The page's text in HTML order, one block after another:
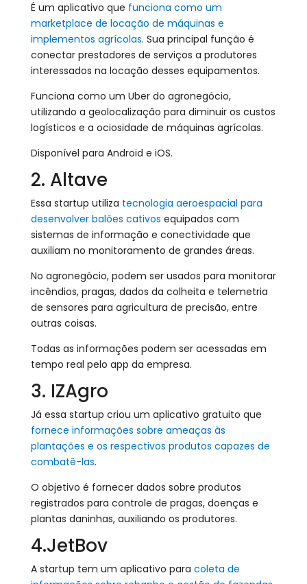
É um aplicativo que funciona como um
marketplace de locação de máquinas e
implementos agrícolas. Sua principal função é
conectar prestadores de serviços a produtores
interessados na locação desses equipamentos.
Funciona como um Uber do agronegócio,
utilizando a geolocalização para diminuir os custos
logísticos e a ociosidade de máquinas agrícolas.
Disponível para Android e iOS.
2. Altave
Essa startup utiliza tecnologia aeroespacial para
desenvolver balões cativos equipados com
sistemas de informação e conectividade que
auxiliam no monitoramento de grandes áreas.
No agronegócio, podem ser usados para monitorar
incêndios, pragas, dados da colheita e telemetria
de sensores para agricultura de precisão, entre
outras coisas.
Todas as informações podem ser acessadas em
tempo real pelo app da empresa.
3. IZAgro
Já essa startup criou um aplicativo gratuito que
fornece informações sobre ameaças às
plantações e os respectivos produtos capazes de
combatê-las.
O objetivo é fornecer dados sobre produtos
registrados para controle de pragas, doenças e
plantas daninhas, auxiliando os produtores.
4.JetBov
A startup tem um aplicativo para coleta de